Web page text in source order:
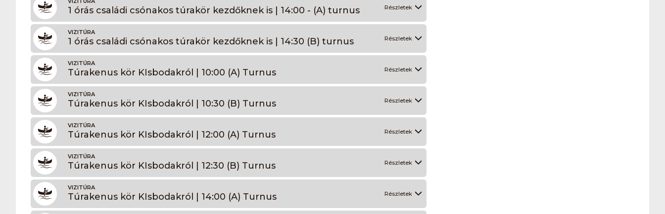
1 órás családi csónakos túrakör kezdőknek is | 14:00 - (A) turnus Részletek
VIZITÚRA
1 órás családi csónakos túrakör kezdőknek is | 14:30 (B) turnus Részletek
VIZITÚRA
Túrakenus kör KIsbodakról | 10:00 (A) Turnus Részletek
VIZITÚRA
Túrakenus kör KIsbodakról | 10:30 (B) Turnus Részletek
VIZITÚRA
Túrakenus kör KIsbodakról | 12:00 (A) Turnus Részletek
VIZITÚRA
Túrakenus kör KIsbodakról | 12:30 (B) Turnus Részletek
VIZITÚRA
Túrakenus kör KIsbodakról | 14:00 (A) Turnus Részletek